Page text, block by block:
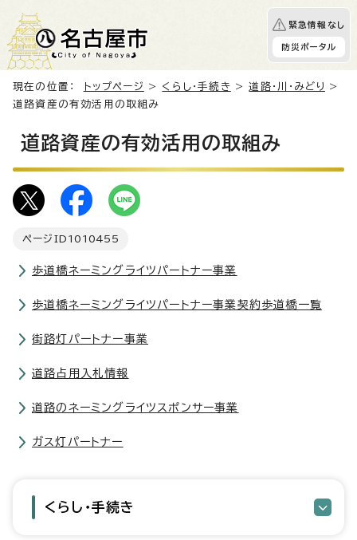
緊急情報なし
防災ポータル
現在の位置： トップページ > くらし・手続き >道路・川・みどり
>
道路資産の有効活用の取組み
道路資産の有効活用の取組み
ページID 1010455
歩道橋ネーミングライツパートナー事業
歩道橋ネーミングライツパートナー事業契約歩道橋一覧
街路灯パートナー事業
道路占用入札情報
道路のネーミングライツスポンサー事業
ガス灯パートナー
くらし・手続き